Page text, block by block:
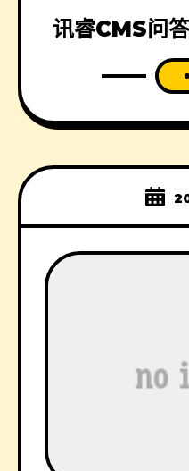
讯睿CMS问